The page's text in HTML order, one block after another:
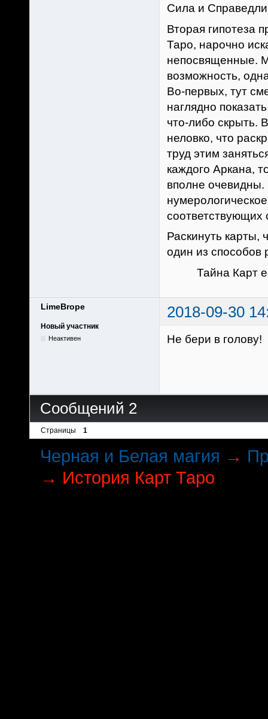
Сила и
Вторая гипотеза
Таро, нарочно
непосвященные.
возможность,
Во-первых, тут
наглядно
что-либо скрыть.
неловко, что
труд этим
каждого Аркана,
вполне
соответствующих
Раскинуть карты,
один из способов
Тайна Карт
LimeBrope 2018-09-30
Новый участник
Неактивен Не бери в голову!
Сообщений 2
Страницы 1
Черная и Белая магия →
→ История Карт Таро